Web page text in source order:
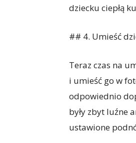
dziecku ciepłą
## 4. Umieść
Teraz czas na
i umieść go w
odpowiednio
były zbyt luźne
ustawione